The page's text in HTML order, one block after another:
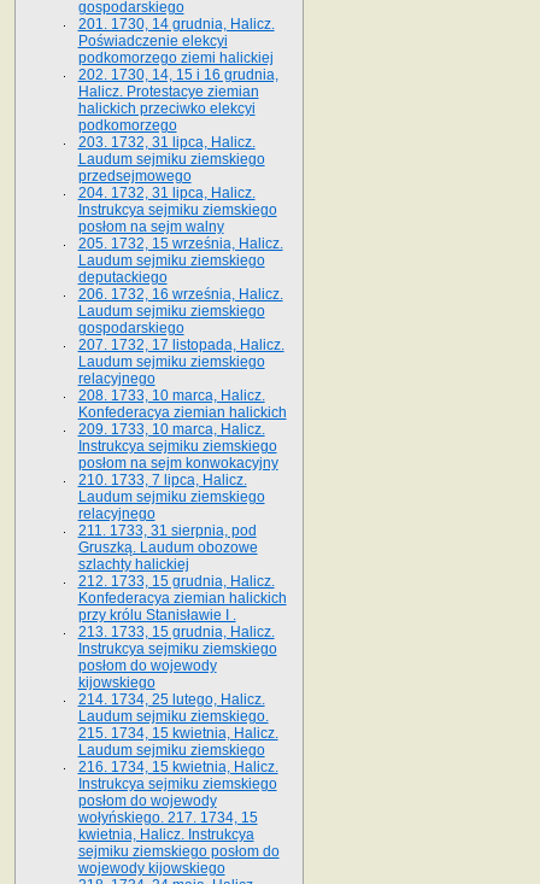
gospodarskiego
201. 1730, 14 grudnia, Halicz.
Poświadczenie elekcyi
podkomorzego ziemi halickiej
202. 1730, 14, 15 i 16 grudnia,
Halicz. Protestacye ziemian
halickich przeciwko elekcyi
podkomorzego
203. 1732, 31 lipca, Halicz.
Laudum sejmiku ziemskiego
przedsejmowego
204. 1732, 31 lipca, Halicz.
Instrukcya sejmiku ziemskiego
posłom na sejm walny
205. 1732, 15 września, Halicz.
Laudum sejmiku ziemskiego
deputackiego
206. 1732, 16 września, Halicz.
Laudum sejmiku ziemskiego
gospodarskiego
207. 1732, 17 listopada, Halicz.
Laudum sejmiku ziemskiego
relacyjnego
208. 1733, 10 marca, Halicz.
Konfederacya ziemian halickich­
209. 1733, 10 marca, Halicz.
Instrukcya sejmiku ziemskiego
posłom na sejm konwokacyjny
210. 1733, 7 lipca, Halicz.
Laudum sejmiku ziemskiego
relacyjnego
211. 1733, 31 sierpnia, pod
Gruszką. Laudum obozowe
szlachty halickiej
212. 1733, 15 grudnia, Halicz.
Konfederacya ziemian halickich
przy królu Stanisławie I .
213. 1733, 15 grudnia, Halicz.
Instrukcya sejmiku ziemskiego
posłom do wojewody
kijowskiego
214. 1734, 25 lutego, Halicz.
Laudum sejmiku ziemskiego.
215. 1734, 15 kwietnia, Halicz.
Laudum sejmiku ziemskiego
216. 1734, 15 kwietnia, Halicz.
Instrukcya sejmiku ziemskiego
posłom do wojewody
wołyńskiego. 217. 1734, 15
kwietnia, Halicz. Instrukcya
sejmiku ziemskiego posłom do
wojewody kijowskiego